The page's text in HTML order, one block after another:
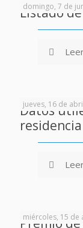
domingo, 7 de
Listado
jueves, 16 de
Datos
residencia
miércoles, 15 de
Premio